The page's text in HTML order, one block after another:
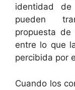
identidad
pueden
propuesta
entre lo que
percibida por
Cuando los